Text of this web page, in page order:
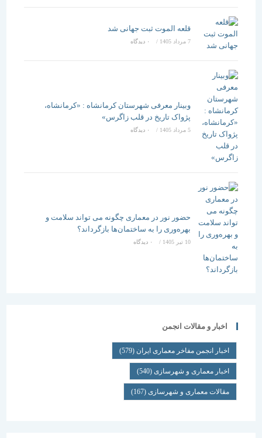
قلعه الموت ثبت جهانی شد
/ ۰ دیدگاه
وبینار معرفی شهرستان کرمانشاه : «کرمانشاه،
پژواک تاریخ در قلب زاگرس»
5 مرداد 1405 / ۰ دیدگاه
حضور نور در معماری چگونه می تواند سلامت و
بهره‌وری را به ساختمان‌ها بازگرداند؟
/ ۰ دیدگاه
اخبار و مقالات انجمن
اخبار انجمن مفاخر معماری ایران (579)
اخبار معماری و شهرسازی(540)
مقالات معماری و شهرسازی(167)